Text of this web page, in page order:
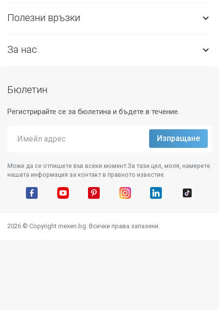
Полезни връзки 
За нас 
Бюлетин
Регистрирайте се за бюлетина и бъдете в течение.
Може да се отпишете във всеки момент.За тази цел, моля, намерете
нашата информация за контакт в правното известие.
2026 © Copyright mexen.bg. Всички права запазени.